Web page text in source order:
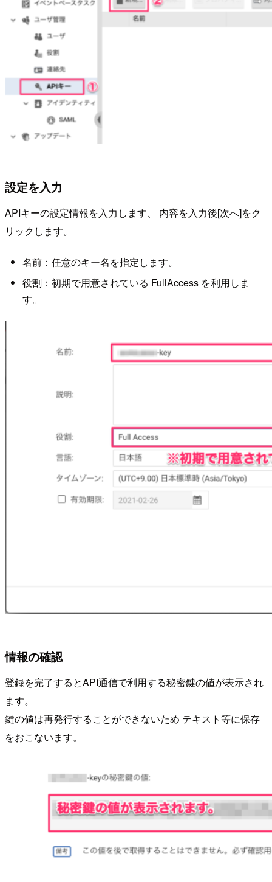
設定を入力
APIキーの設定情報を入力します、 内容を入力後[次へ]をク
リックします。
名前：任意のキー名を指定します。
役割：初期で用意されている FullAccess を利用しま
す。
情報の確認
登録を完了するとAPI通信で利用する秘密鍵の値が表示され
ます。
鍵の値は再発行することができないため テキスト等に保存
をおこないます。